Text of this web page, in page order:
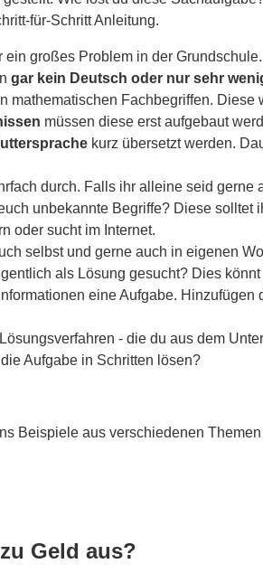
für-Schritt Anleitung.
großes Problem in der
gar kein Deutsch oder nur sehr
mathematischen Fachbegriffen.
müssen diese erst aufgebaut
kurz übersetzt werden.
durch. Falls ihr alleine seid gerne
unbekannte Begriffe? Diese
oder sucht im Internet.
selbst und gerne auch in eigenen
als Lösung gesucht? Dies
eine Aufgabe.
- die du aus dem
Aufgabe in Schritten lösen?
Beispiele aus verschiedenen
Geld aus?